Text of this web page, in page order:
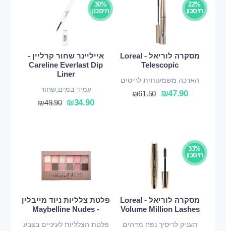
22%
חיסכון
מסקרה לוריאל - Loreal
Telescopic
הארכה משמעותית לריסים
₪47.90
₪61.50
30%
חיסכון
אייליינר שחור קרליין -
Careline Everlast Dip
Liner
עמיד במים,שחור
₪34.90
₪49.90
33%
חיסכון
מסקרה לוריאל - Loreal
Volume Million Lashes
תעניק לריסיך נפח מדהים
פלטת צלליות ניוד מייבלין
- Maybelline Nudes
פלטת הצלליות לעיניים בצבע